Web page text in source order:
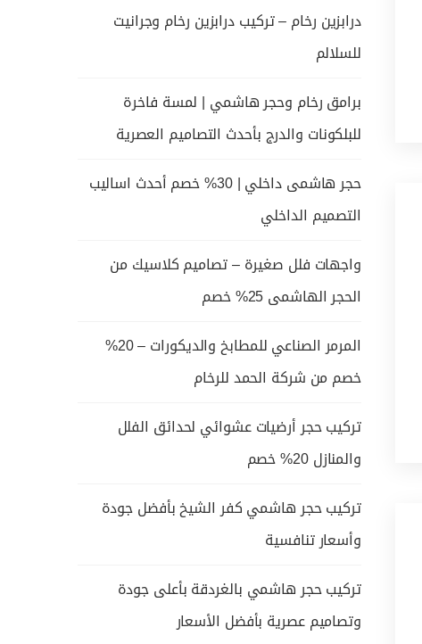
درابزين رخام – تركيب درابزين رخام وجرانيت
للسلالم
برامق رخام وحجر هاشمي | لمسة فاخرة
للبلكونات والدرج بأحدث التصاميم العصرية
حجر هاشمى داخلي | 30% خصم أحدث اساليب
التصميم الداخلي
واجهات فلل صغيرة – تصاميم كلاسيك من
الحجر الهاشمى 25% خصم
المرمر الصناعي للمطابخ والديكورات – 20%
خصم من شركة الحمد للرخام
تركيب حجر أرضيات عشوائي لحدائق الفلل
والمنازل 20% خصم
تركيب حجر هاشمي كفر الشيخ بأفضل جودة
وأسعار تنافسية
تركيب حجر هاشمي بالغردقة بأعلى جودة
وتصاميم عصرية بأفضل الأسعار